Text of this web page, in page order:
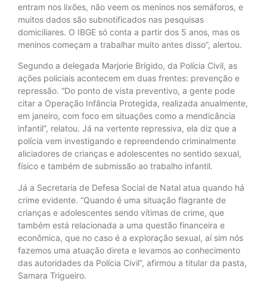
entram nos lixões, não veem os meninos nos semáforos, e
muitos dados são subnotificados nas pesquisas
domiciliares. O IBGE só conta a partir dos 5 anos, mas os
meninos começam a trabalhar muito antes disso”, alertou.
Segundo a delegada Marjorie Brígido, da Polícia Civil, as
ações policiais acontecem em duas frentes: prevenção e
repressão. “Do ponto de vista preventivo, a gente pode
citar a Operação Infância Protegida, realizada anualmente,
em janeiro, com foco em situações como a mendicância
infantil”, relatou. Já na vertente repressiva, ela diz que a
polícia vem investigando e repreendendo criminalmente
aliciadores de crianças e adolescentes no sentido sexual,
físico e também de submissão ao trabalho infantil.
Já a Secretaria de Defesa Social de Natal atua quando há
crime evidente. “Quando é uma situação flagrante de
crianças e adolescentes sendo vítimas de crime, que
também está relacionada a uma questão financeira e
econômica, que no caso é a exploração sexual, aí sim nós
fazemos uma atuação direta e levamos ao conhecimento
das autoridades da Polícia Civil”, afirmou a titular da pasta,
Samara Trigueiro.